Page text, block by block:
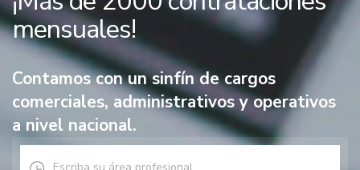
mensuales!
Contamos con un sinfín de cargos
comerciales, administrativos y operativos
a nivel nacional.